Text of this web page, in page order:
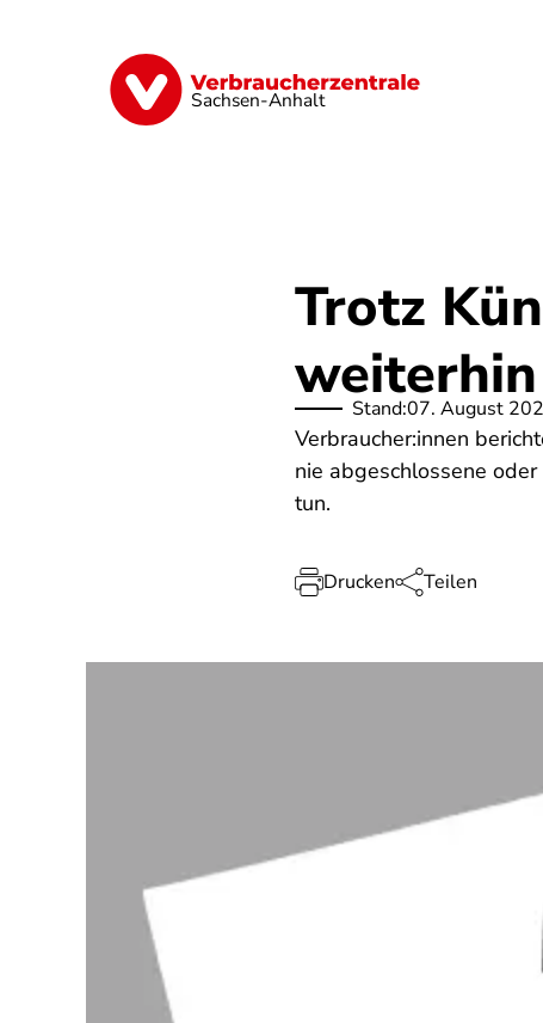
Sachsen-Anhalt
Finanzen Digitales Lebensmittel
Trotz
Stand:07. August
Verbraucher:innen
nie abgeschlossene
tun.
Drucken Teilen